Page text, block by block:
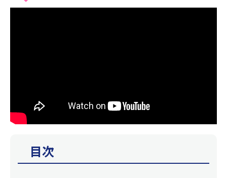
目次